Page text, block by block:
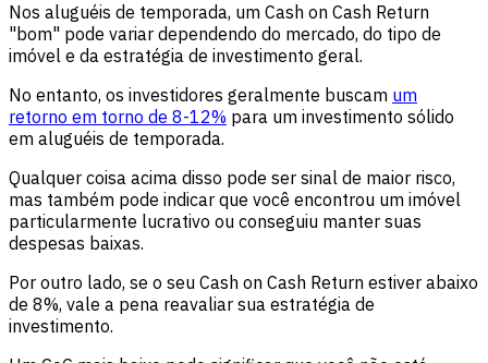
Nos aluguéis de temporada, um Cash on Cash Return
"bom" pode variar dependendo do mercado, do tipo de
imóvel e da estratégia de investimento geral.
No entanto, os investidores geralmente buscam um
retorno em torno de 8-12% para um investimento sólido
em aluguéis de temporada.
Qualquer coisa acima disso pode ser sinal de maior risco,
mas também pode indicar que você encontrou um imóvel
particularmente lucrativo ou conseguiu manter suas
despesas baixas.
Por outro lado, se o seu Cash on Cash Return estiver abaixo
de 8%, vale a pena reavaliar sua estratégia de
investimento.